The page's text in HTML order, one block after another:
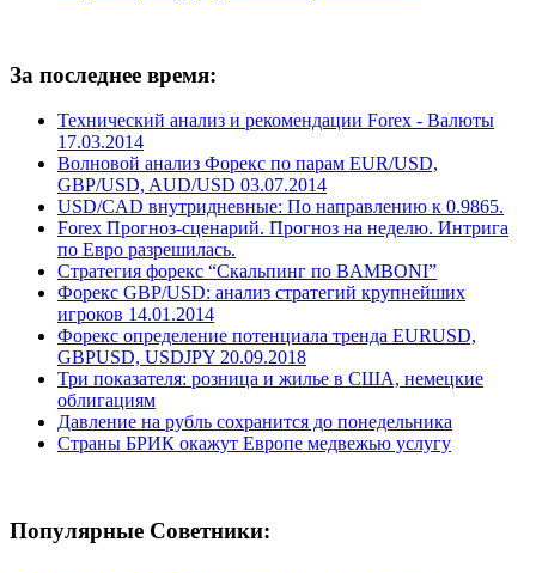
За последнее время:
Технический анализ и рекомендации Forex - Валюты
17.03.2014
Волновой анализ Форекс по парам EUR/USD,
GBP/USD, AUD/USD 03.07.2014
USD/CAD внутридневные: По направлению к 0.9865.
Forex Прогноз-сценарий. Прогноз на неделю. Интрига
по Евро разрешилась.
Стратегия форекс “Скальпинг по BAMBONI”
Форекс GBP/USD: анализ стратегий крупнейших
игроков 14.01.2014
Форекс определение потенциала тренда EURUSD,
GBPUSD, USDJPY 20.09.2018
Три показателя: розница и жилье в США, немецкие
облигациям
Давление на рубль сохранится до понедельника
Страны БРИК окажут Европе медвежью услугу
Популярные Советники: